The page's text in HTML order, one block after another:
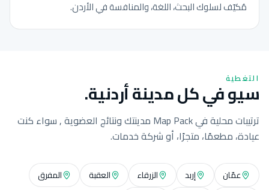
مُكيّف لسلوك البحث، اللغة، والمنافسة في الأردن.
التغطية
سيو في كل مدينة أردنية.
ترتيبات محلية في Map Pack مدينتك ونتائج العضوية , سواء كنت
عيادة، مطعمًا، متجرًا، أو شركة خدمات.
عمّان إربد الزرقاء العقبة
المفرق